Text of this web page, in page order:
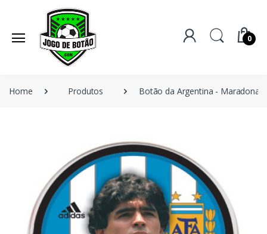
0
Home Produtos Botão da Argentina - Maradona